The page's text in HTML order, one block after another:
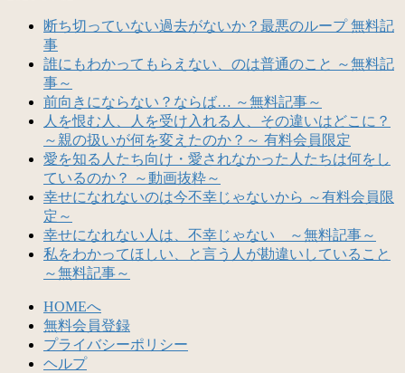
断ち切っていない過去がないか？最悪のループ 無料記
事
誰にもわかってもらえない、のは普通のこと ～無料記
事～
前向きにならない？ならば… ～無料記事～
人を恨む人、人を受け入れる人、その違いはどこに？
～親の扱いが何を変えたのか？～ 有料会員限定
愛を知る人たち向け・愛されなかった人たちは何をし
ているのか？ ～動画抜粋～
幸せになれないのは今不幸じゃないから ～有料会員限
定～
幸せになれない人は、不幸じゃない ～無料記事～
私をわかってほしい、と言う人が勘違いしていること
～無料記事～
HOMEへ
無料会員登録
プライバシーポリシー
ヘルプ